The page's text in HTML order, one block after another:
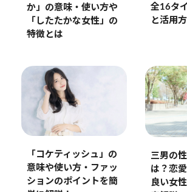
か」の意味・使い方や
「したたかな女性」の
特徴とは
全16タ
と活用
「コケティッシュ」の
意味や使い方・ファッ
ションのポイントを簡
三男の
は？恋
良い女